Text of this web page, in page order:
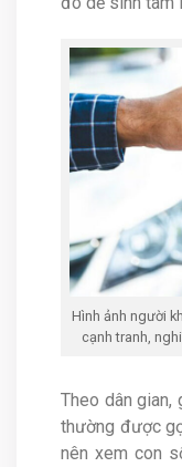
Hình ảnh người
cạnh tranh,
Theo dân gian,
thường được
nên xem con